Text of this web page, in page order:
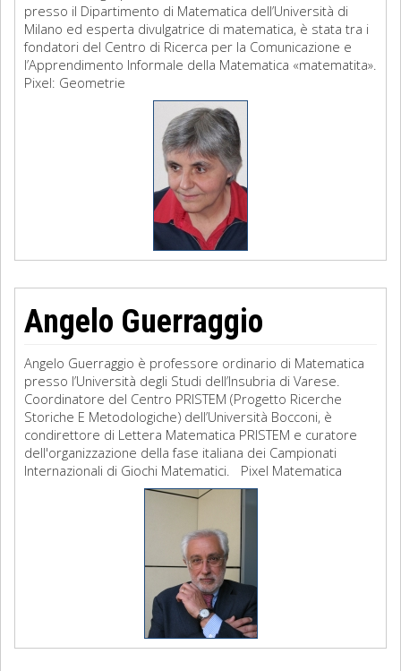
presso il Dipartimento di Matematica dell’Università di
Milano ed esperta divulgatrice di matematica, è stata tra i
fondatori del Centro di Ricerca per la Comunicazione e
l’Apprendimento Informale della Matematica «matematita».
Pixel: Geometrie
Angelo Guerraggio
Angelo Guerraggio è professore ordinario di Matematica
presso l’Università degli Studi dell’Insubria di Varese.
Coordinatore del Centro PRISTEM (Progetto Ricerche
Storiche E Metodologiche) dell’Università Bocconi, è
condirettore di Lettera Matematica PRISTEM e curatore
dell'organizzazione della fase italiana dei Campionati
Internazionali di Giochi Matematici. Pixel Matematica